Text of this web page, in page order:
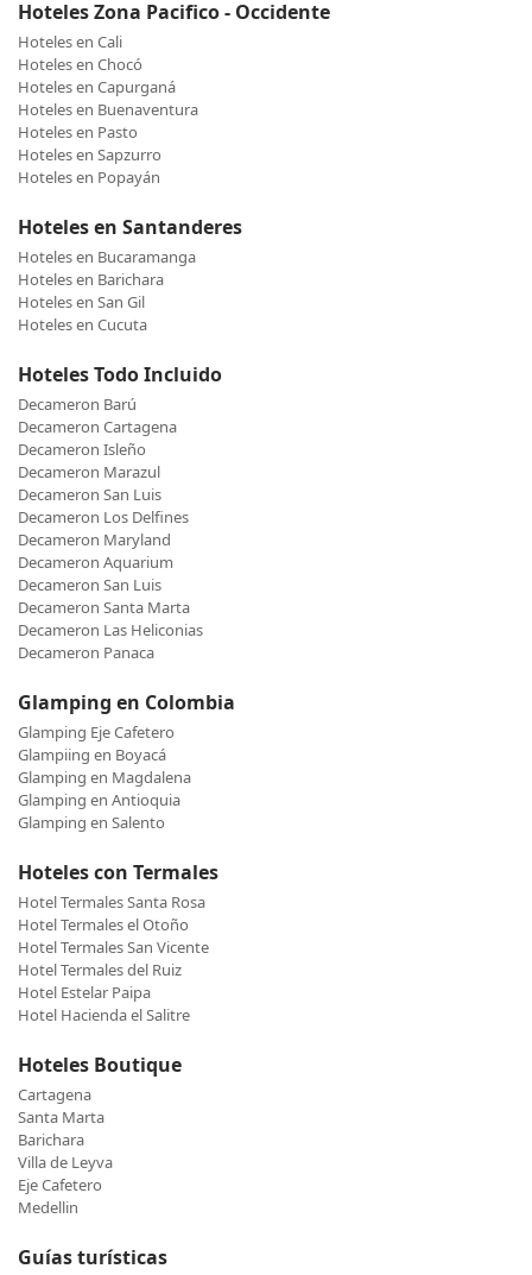
Hoteles Zona Pacifico - Occidente
Hoteles en Cali
Hoteles en Chocó
Hoteles en Capurganá
Hoteles en Buenaventura
Hoteles en Pasto
Hoteles en Sapzurro
Hoteles en Popayán
Hoteles en Santanderes
Hoteles en Bucaramanga
Hoteles en Barichara
Hoteles en San Gil
Hoteles en Cucuta
Hoteles Todo Incluido
Decameron Barú
Decameron Cartagena
Decameron Isleño
Decameron Marazul
Decameron San Luis
Decameron Los Delfines
Decameron Maryland
Decameron Aquarium
Decameron San Luis
Decameron Santa Marta
Decameron Las Heliconias
Decameron Panaca
Glamping en Colombia
Glamping Eje Cafetero
Glampiing en Boyacá
Glamping en Magdalena
Glamping en Antioquia
Glamping en Salento
Hoteles con Termales
Hotel Termales Santa Rosa
Hotel Termales el Otoño
Hotel Termales San Vicente
Hotel Termales del Ruiz
Hotel Estelar Paipa
Hotel Hacienda el Salitre
Hoteles Boutique
Cartagena
Santa Marta
Barichara
Villa de Leyva
Eje Cafetero
Medellin
Guías turísticas